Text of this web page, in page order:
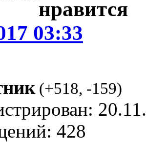
03:33
(+518, -159)
428